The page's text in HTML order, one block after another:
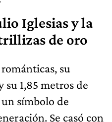
Iglesias y la
de oro
su
su 1,85 metros de
símbolo de
Se casó con